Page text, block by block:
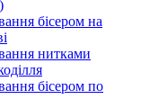
бісером на
нитками
бісером по